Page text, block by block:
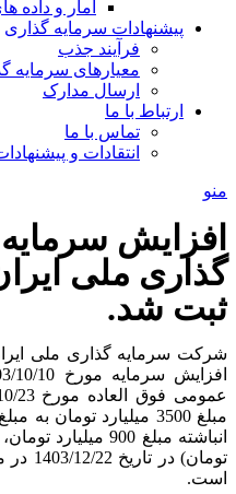
آمار و داده
پیشنهادات سرمایه گذاری
فرآیند جذب
معیارهای سرمایه
ارسال مدارک
ارتباط با ما
تماس با ما
انتقادات و
منو
افزایش
گذاری ملی
ثبت شد.
شرکت سرمایه گذاری ملی
است.